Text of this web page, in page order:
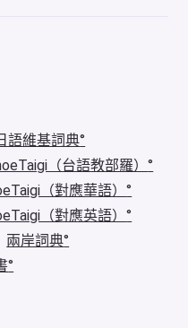
語維基詞典
（台語教部羅）
（對應華語）
（對應英語）
兩岸詞典